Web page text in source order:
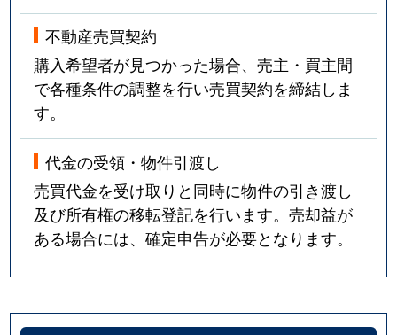
不動産売買契約
購入希望者が見つかった場合、売主・買主間
で各種条件の調整を行い売買契約を締結しま
す。
代金の受領・物件引渡し
売買代金を受け取りと同時に物件の引き渡し
及び所有権の移転登記を行います。売却益が
ある場合には、確定申告が必要となります。